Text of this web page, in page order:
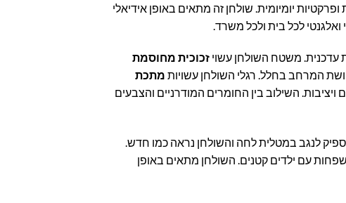
יומיומית. שולחן זה מתאים באופן אידיאלי
לכל בית ולכל משרד.
עדכנית. משטח השולחן עשוי זכוכית מחוסמת
המרחב בחלל. רגלי השולחן עשויות מתכת
השילוב בין החומרים המודרניים והצבעים
לנגב במטלית לחה והשולחן נראה כמו חדש.
עם ילדים קטנים. השולחן מתאים באופן